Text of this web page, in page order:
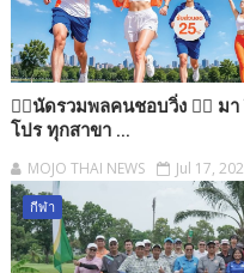
🏃‍♂️นัดรวมพลคนชอบวิ่ง 🏃‍♂️ ม
โปร ทุกสาขา ...
MOJO THAI NEWS Jul 17,
กีฬา